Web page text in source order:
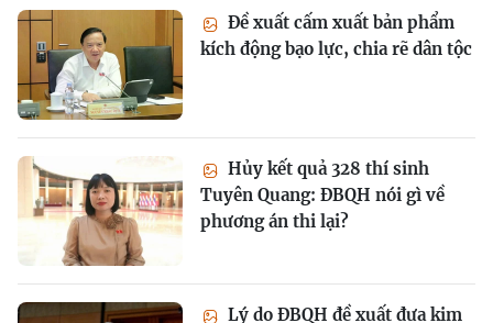
Đề xuất cấm xuất bản phẩm
kích động bạo lực, chia rẽ dân tộc
Hủy kết quả 328 thí sinh
Tuyên Quang: ĐBQH nói gì về
phương án thi lại?
Lý do ĐBQH đề xuất đưa kim